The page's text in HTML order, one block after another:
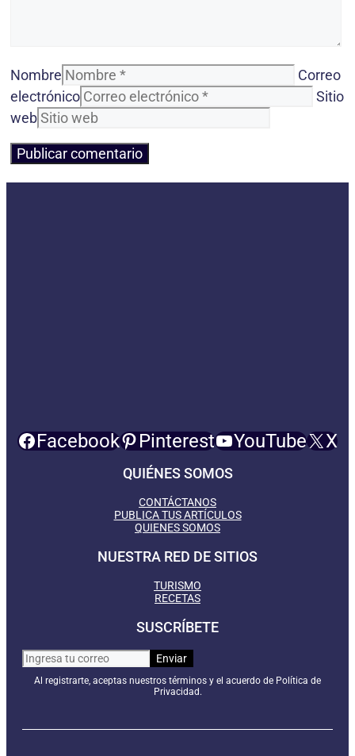
Nombre
Correo
electrónico
Sitio
web
Facebook Pinterest YouTube X
QUIÉNES SOMOS
CONTÁCTANOS
PUBLICA TUS ARTÍCULOS
QUIENES SOMOS
NUESTRA RED DE SITIOS
TURISMO
RECETAS
SUSCRÍBETE
Al registrarte, aceptas nuestros términos y el acuerdo de Política de
Privacidad.